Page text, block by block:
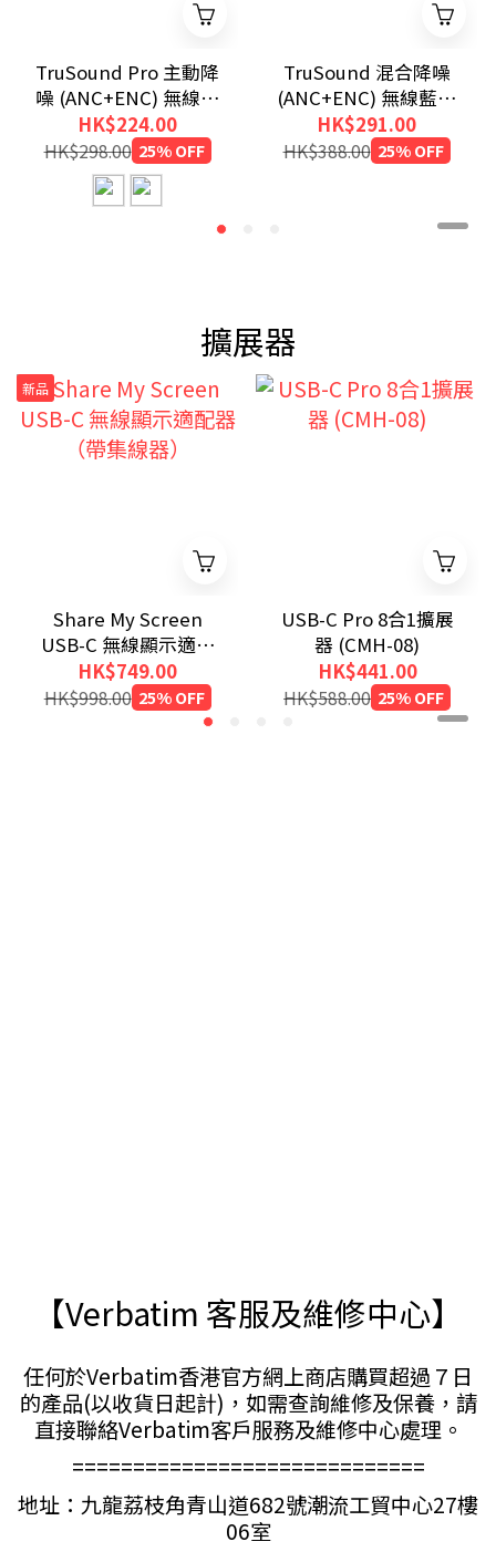
TruSound Pro 主動降
噪 (ANC+ENC) 無線藍
牙耳機
HK$224.00
HK$298.00 25% OFF
TruSound 混合降噪
(ANC+ENC) 無線藍牙
耳機
HK$291.00
HK$388.00 25% OFF
擴展器
新品
Share My Screen
USB-C 無線顯示適配
器（帶集線器）
HK$749.00
HK$998.00 25% OFF
USB-C Pro 8合1擴展
器 (CMH-08)
HK$441.00
HK$588.00 25% OFF
【Verbatim 客服及維修中心】
任何於Verbatim香港官方網上商店購買超過７日
的產品(以收貨日起計)，如需查詢維修及保養，請
直接聯絡Verbatim客戶服務及維修中心處理。
=============================
地址：九龍荔枝角青山道682號潮流工貿中心27樓
06室